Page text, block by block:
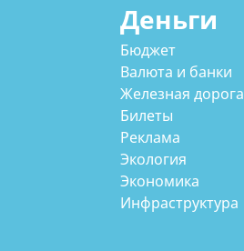
Деньги
Бюджет
Валюта и банки
Железная дорога
Билеты
Реклама
Экология
Экономика
Инфраструктура